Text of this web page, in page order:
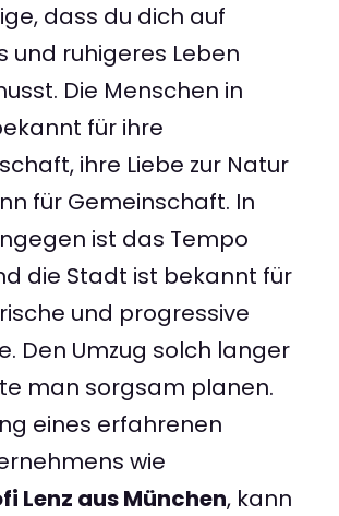
dass du dich auf
und ruhigeres Leben
Die Menschen in
für ihre
ihre Liebe zur Natur
für Gemeinschaft. In
ist das Tempo
die Stadt ist bekannt für
und progressive
Den Umzug solch langer
man sorgsam planen.
eines erfahrenen
wie
Lenz aus München, kann